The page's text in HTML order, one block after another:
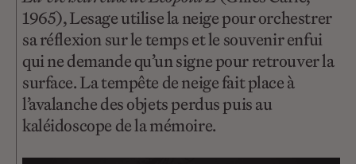
1965), Lesage utilise la neige pour orchestrer
sa réflexion sur le temps et le souvenir enfui
qui ne demande qu’un signe pour retrouver la
surface. La tempête de neige fait place à
l’avalanche des objets perdus puis au
kaléidoscope de la mémoire.